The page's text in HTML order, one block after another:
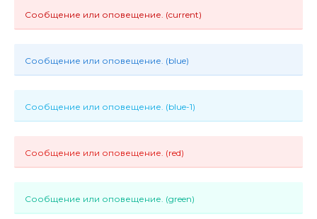
Сообщение или оповещение. (current)
Сообщение или оповещение. (blue)
Сообщение или оповещение. (blue-1)
Сообщение или оповещение. (red)
Сообщение или оповещение. (green)